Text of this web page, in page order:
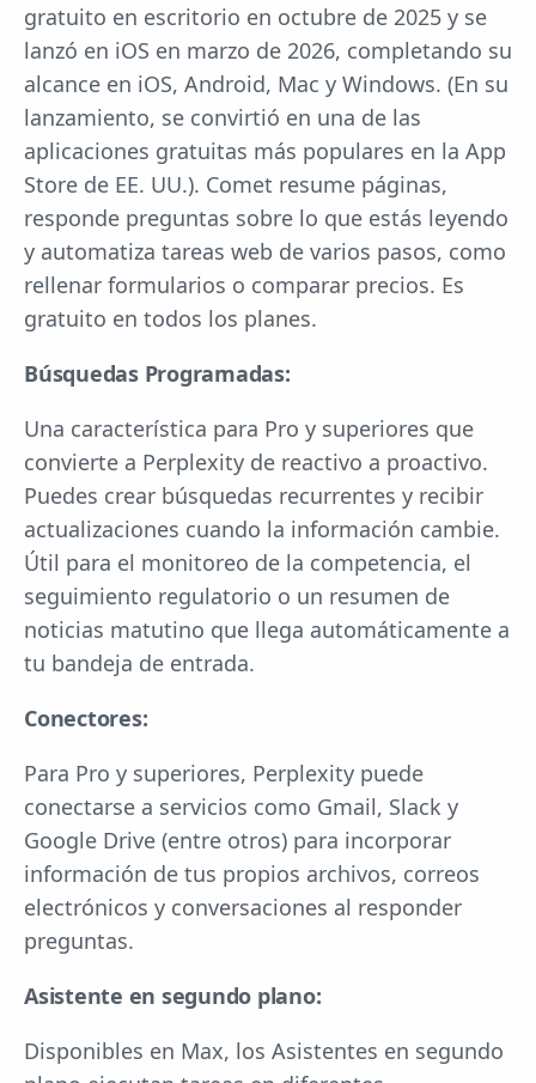
gratuito en escritorio en octubre de 2025 y se
lanzó en iOS en marzo de 2026, completando su
alcance en iOS, Android, Mac y Windows. (En su
lanzamiento, se convirtió en una de las
aplicaciones gratuitas más populares en la App
Store de EE. UU.). Comet resume páginas,
responde preguntas sobre lo que estás leyendo
y automatiza tareas web de varios pasos, como
rellenar formularios o comparar precios. Es
gratuito en todos los planes.
Búsquedas Programadas:
Una característica para Pro y superiores que
convierte a Perplexity de reactivo a proactivo.
Puedes crear búsquedas recurrentes y recibir
actualizaciones cuando la información cambie.
Útil para el monitoreo de la competencia, el
seguimiento regulatorio o un resumen de
noticias matutino que llega automáticamente a
tu bandeja de entrada.
Conectores:
Para Pro y superiores, Perplexity puede
conectarse a servicios como Gmail, Slack y
Google Drive (entre otros) para incorporar
información de tus propios archivos, correos
electrónicos y conversaciones al responder
preguntas.
Asistente en segundo plano:
Disponibles en Max, los Asistentes en segundo